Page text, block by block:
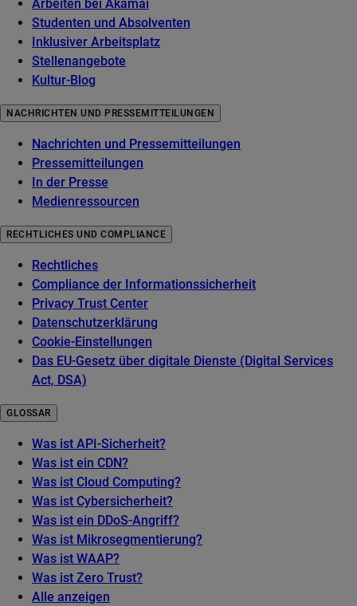
Arbeiten bei Akamai
Studenten und Absolventen
Inklusiver Arbeitsplatz
Stellenangebote
Kultur-Blog
NACHRICHTEN UND PRESSEMITTEILUNGEN
Nachrichten und Pressemitteilungen
Pressemitteilungen
In der Presse
Medienressourcen
RECHTLICHES UND COMPLIANCE
Rechtliches
Compliance der Informationssicherheit
Privacy Trust Center
Datenschutzerklärung
Cookie-Einstellungen
Das EU-Gesetz über digitale Dienste (Digital Services
Act, DSA)
GLOSSAR
Was ist API-Sicherheit?
Was ist ein CDN?
Was ist Cloud Computing?
Was ist Cybersicherheit?
Was ist ein DDoS-Angriff?
Was ist Mikrosegmentierung?
Was ist WAAP?
Was ist Zero Trust?
Alle anzeigen